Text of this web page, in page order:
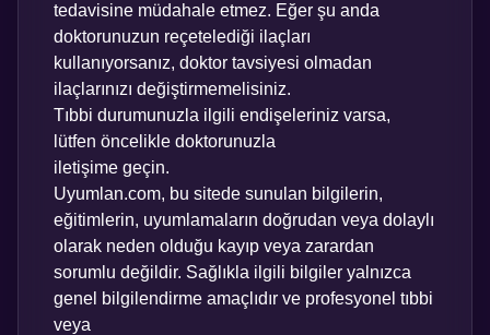
tedavisine müdahale etmez. Eğer şu anda
doktorunuzun reçetelediği ilaçları
kullanıyorsanız, doktor tavsiyesi olmadan
ilaçlarınızı değiştirmemelisiniz.
Tıbbi durumunuzla ilgili endişeleriniz varsa,
lütfen öncelikle doktorunuzla
iletişime geçin.
Uyumlan.com, bu sitede sunulan bilgilerin,
eğitimlerin, uyumlamaların doğrudan veya dolaylı
olarak neden olduğu kayıp veya zarardan
sorumlu değildir. Sağlıkla ilgili bilgiler yalnızca
genel bilgilendirme amaçlıdır ve profesyonel tıbbi
veya